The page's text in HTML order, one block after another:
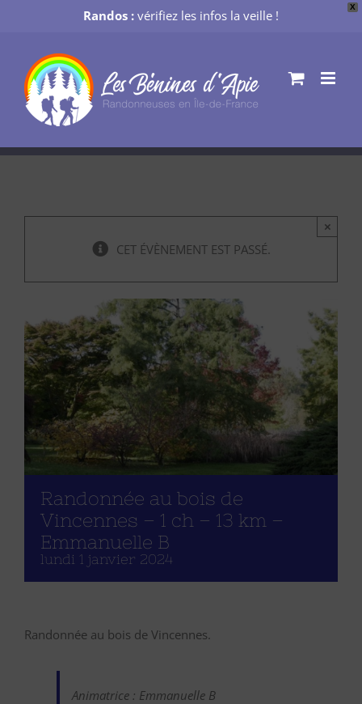
X
Randos : vérifiez les infos la veille !
contenu
CET ÉVÈNEMENT EST PASSÉ.
×
Randonnée au bois de
Vincennes – 1 ch – 13 km –
Emmanuelle B
lundi 1 janvier 2024
Randonnée au bois de Vincennes.
Animatrice : Emmanuelle B